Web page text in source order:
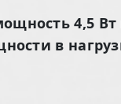
4,5 Вт
в